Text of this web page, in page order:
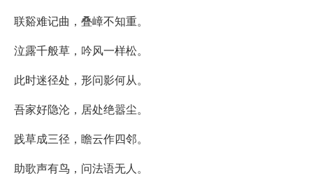
联谿难记曲，叠嶂不知重。
泣露千般草，吟风一样松。
此时迷径处，形问影何从。
吾家好隐沦，居处绝嚣尘。
践草成三径，瞻云作四邻。
助歌声有鸟，问法语无人。